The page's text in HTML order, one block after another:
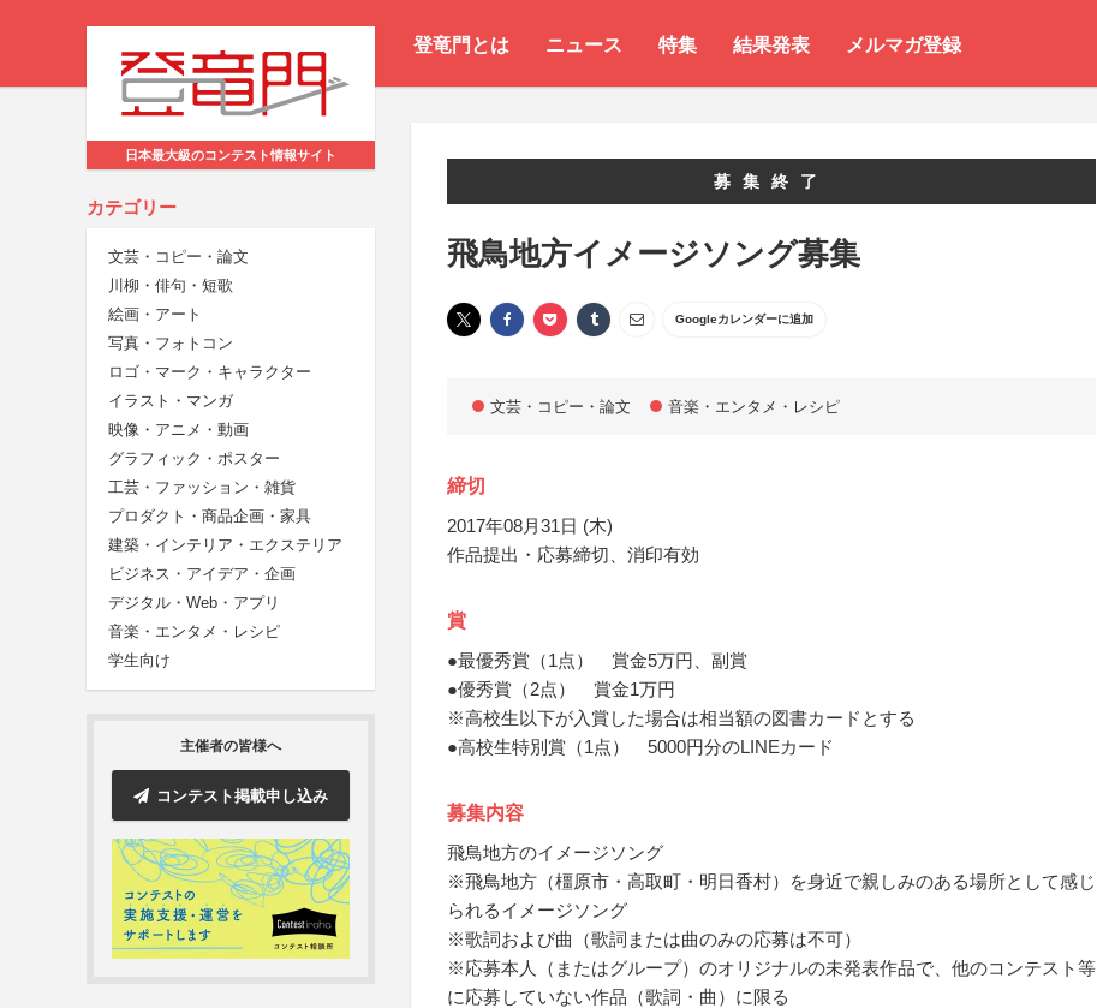
登竜門とは ニュース 特集 結果発表 メルマガ登録
日本最大級のコンテスト情報サイト
カテゴリー
文芸・コピー・論文
川柳・俳句・短歌
絵画・アート
写真・フォトコン
ロゴ・マーク・キャラクター
イラスト・マンガ
映像・アニメ・動画
グラフィック・ポスター
工芸・ファッション・雑貨
プロダクト・商品企画・家具
建築・インテリア・エクステリア
ビジネス・アイデア・企画
デジタル・Web・アプリ
音楽・エンタメ・レシピ
学生向け
主催者の皆様へ
コンテスト掲載申し込み
募集終了
飛鳥地方イメージソング募集
Googleカレンダーに追加
文芸・コピー・論文 音楽・エンタメ・レシピ
締切
2017年08月31日 (木)
作品提出・応募締切、消印有効
賞
●最優秀賞（1点） 賞金5万円、副賞
●優秀賞（2点） 賞金1万円
※高校生以下が入賞した場合は相当額の図書カードとする
●高校生特別賞（1点） 5000円分のLINEカード
募集内容
飛鳥地方のイメージソング
※飛鳥地方（橿原市・高取町・明日香村）を身近で親しみのある場所として感じ
られるイメージソング
※歌詞および曲（歌詞または曲のみの応募は不可）
※応募本人（またはグループ）のオリジナルの未発表作品で、他のコンテスト等
に応募していない作品（歌詞・曲）に限る